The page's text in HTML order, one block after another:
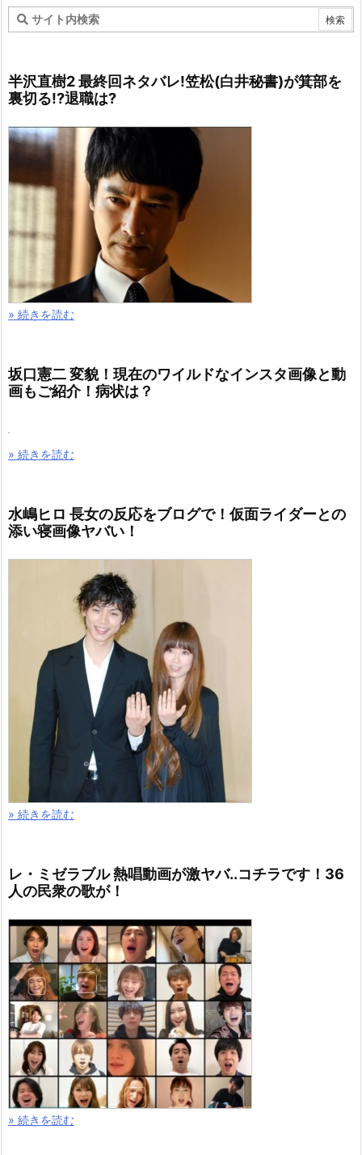
半沢直樹2 最終回ネタバレ!笠松(白井秘書)が箕部を
裏切る!?退職は?
» 続きを読む
坂口憲二 変貌！現在のワイルドなインスタ画像と動
画もご紹介！病状は？
» 続きを読む
水嶋ヒロ 長女の反応をブログで！仮面ライダーとの
添い寝画像ヤバい！
» 続きを読む
レ・ミゼラブル 熱唱動画が激ヤバ..コチラです！36
人の民衆の歌が！
» 続きを読む